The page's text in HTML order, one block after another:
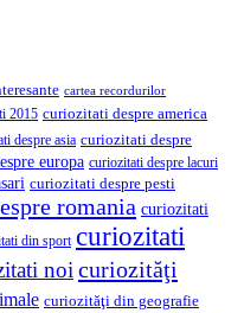
cartea recordurilor
2015 curiozitati despre america
despre asia curiozitati despre
europa curiozitati despre lacuri
curiozitati despre pesti
romania curiozitati
din sport curiozitati
noicuriozităţi
curiozităţi din geografie